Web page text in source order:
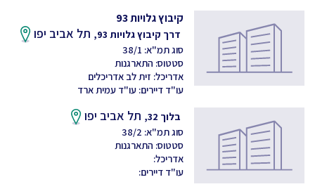
קיבוץ גלויות 93
דרך קיבוץ גלויות 93, תל אביב יפו
סוג תמ"א: 38/1
סטטוס: התארגנות
אדריכל: זית לב אדריכלים
עו"ד דיירים: עו"ד עמית ארד
בלוך 32,
תל אביב יפו
סוג תמ"א: 38/2
סטטוס: התארגנות
אדריכל:
עו"ד דיירים: